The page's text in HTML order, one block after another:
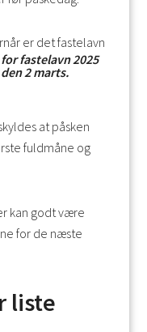
fastelavn 2025
2 marts.
at påsken
fuldmåne og
kan godt være
for de næste
liste